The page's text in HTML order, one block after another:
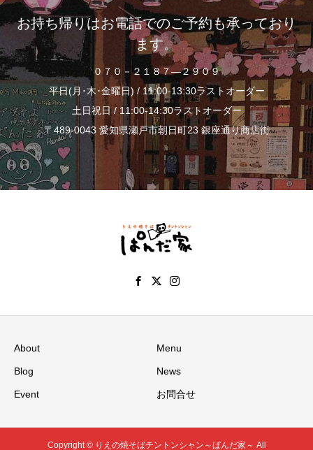
お持ち帰りはお電話でのご予約も承っており
ます。
０７０－２１８７―２９０９
平日(月･木･金曜日) / 11:00-13:30ラストオーダー
土日祝日 / 11:00-14:30ラストオーダー
〒489-0043 愛知県瀬戸市朝日町23 銀座通り商店街
About Menu
Blog News
Event お問合せ
Copyright © りえの焼そばチントンシャン～ぱんだ家～ All